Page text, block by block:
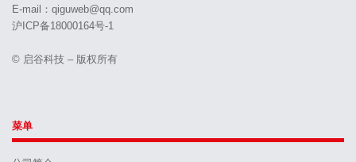
E-mail：qiguweb@qq.com
沪ICP备18000164号-1
© 启谷科技 – 版权所有
菜单